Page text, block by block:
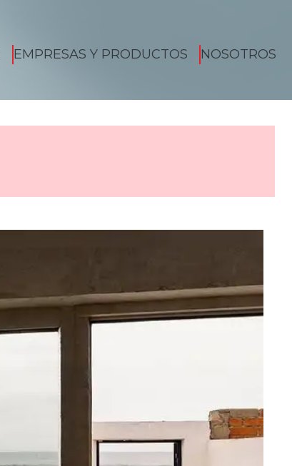
EMPRESAS Y PRODUCTOS NOSOTROS